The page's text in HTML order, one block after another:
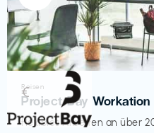
Reisen
Project Bay Workation
flexibles Arbeiten an über
€‎